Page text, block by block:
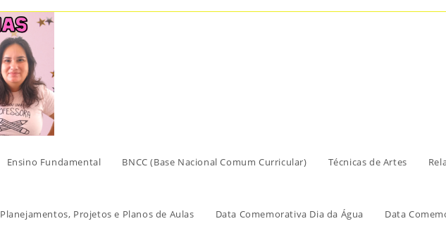
Ensino Fundamental BNCC (Base Nacional Comum Curricular) Técnicas de Artes
Planejamentos, Projetos e Planos de Aulas Data Comemorativa Dia da Água Data